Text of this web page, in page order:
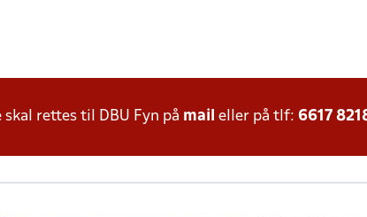
rettes til DBU Fyn på mail eller på tlf: 6617